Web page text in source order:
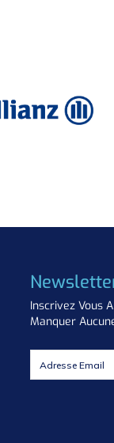
Inscrivez Vous
Manquer